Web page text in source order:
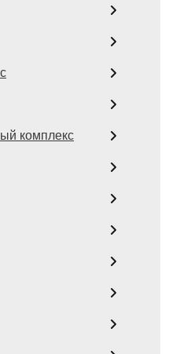
комплекс